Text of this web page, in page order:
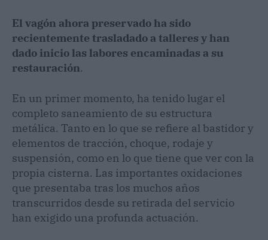
El vagón ahora preservado ha sido
recientemente trasladado a talleres y han
dado inicio las labores encaminadas a su
restauración.
En un primer momento, ha tenido lugar el
completo saneamiento de su estructura
metálica. Tanto en lo que se refiere al bastidor y
elementos de tracción, choque, rodaje y
suspensión, como en lo que tiene que ver con la
propia cisterna. Las importantes oxidaciones
que presentaba tras los muchos años
transcurridos desde su retirada del servicio
han exigido una profunda actuación.